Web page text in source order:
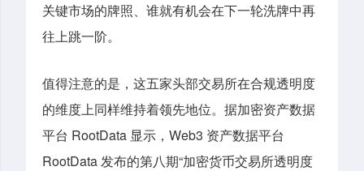
关键市场的牌照、谁就有机会在下一轮洗牌中再
往上跳一阶。
值得注意的是，这五家头部交易所在合规透明度
的维度上同样维持着领先地位。据加密资产数据
平台 RootData 显示，Web3 资产数据平台
RootData 发布的第八期“加密货币交易所透明度